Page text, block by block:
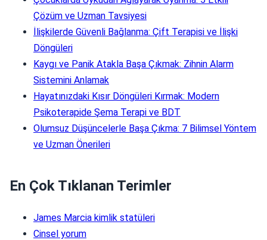
Çözüm ve Uzman Tavsiyesi
İlişkilerde Güvenli Bağlanma: Çift Terapisi ve İlişki
Döngüleri
Kaygı ve Panik Atakla Başa Çıkmak: Zihnin Alarm
Sistemini Anlamak
Hayatınızdaki Kısır Döngüleri Kırmak: Modern
Psikoterapide Şema Terapi ve BDT
Olumsuz Düşüncelerle Başa Çıkma: 7 Bilimsel Yöntem
ve Uzman Önerileri
En Çok Tıklanan Terimler
James Marcia kimlik statüleri
Cinsel yorum